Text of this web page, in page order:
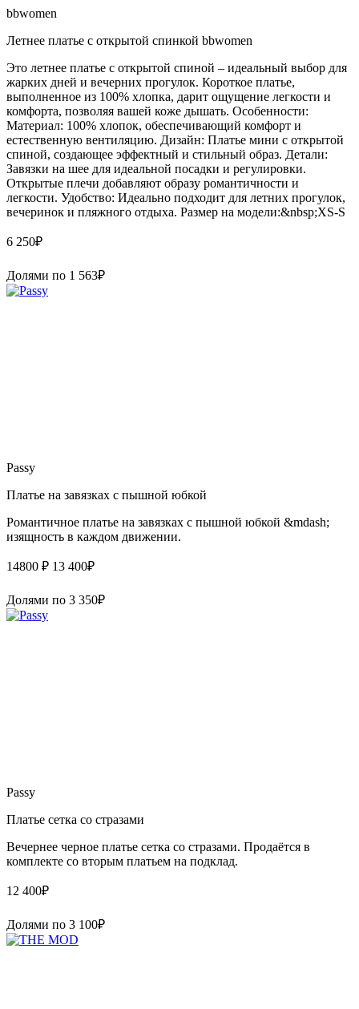
bbwomen
Летнее платье с открытой спинкой bbwomen
Это летнее платье с открытой спиной – идеальный выбор для
жарких дней и вечерних прогулок. Короткое платье,
выполненное из 100% хлопка, дарит ощущение легкости и
комфорта, позволяя вашей коже дышать. Особенности:
Материал: 100% хлопок, обеспечивающий комфорт и
естественную вентиляцию. Дизайн: Платье мини с открытой
спиной, создающее эффектный и стильный образ. Детали:
Завязки на шее для идеальной посадки и регулировки.
Открытые плечи добавляют образу романтичности и
легкости. Удобство: Идеально подходит для летних прогулок,
вечеринок и пляжного отдыха. Размер на модели:&nbsp;XS-S
6 250₽
Долями по 1 563₽
Passy
Платье на завязках с пышной юбкой
Романтичное платье на завязках с пышной юбкой &mdash;
изящность в каждом движении.
14800 ₽ 13 400₽
Долями по 3 350₽
Passy
Платье сетка со стразами
Вечернее черное платье сетка со стразами. Продаётся в
комплекте со вторым платьем на подклад.
12 400₽
Долями по 3 100₽